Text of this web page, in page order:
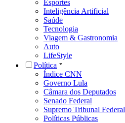
Esportes
Inteligência Artificial
Saúde
Tecnologia
Viagem & Gastronomia
Auto
LifeStyle
Política
Índice CNN
Governo Lula
Câmara dos Deputados
Senado Federal
Supremo Tribunal Federal
Políticas Públicas